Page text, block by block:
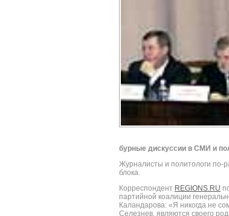
бурные дискуссии в СМИ и
Журналисты и политологи по-
блока.
Корреспондент REGIONS.RU
партийной коалиции
Каландарова: «Я никогда не
Селезнев, являются своего